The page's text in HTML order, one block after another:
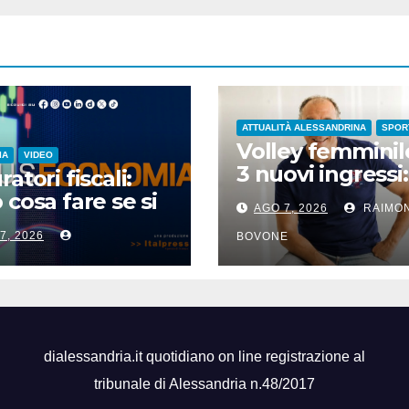
VIDEO
fiscali:
cosa fare se si
ferie
2026
ATTUALITÀ ALESSANDRINA
Volley
3 nuovi ingressi:
speaker,
preparatore
e team manager
AGO 7, 2026
BOVONE
dialessandria.it quotidiano on line registrazione al
tribunale di Alessandria n.48/2017